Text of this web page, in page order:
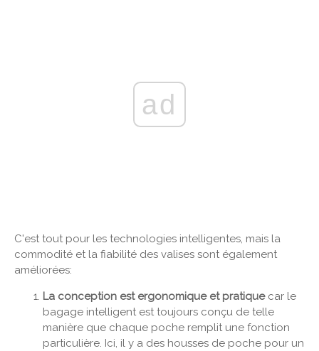
ad
C'est tout pour les technologies intelligentes, mais la
commodité et la fiabilité des valises sont également
améliorées:
La conception est ergonomique et pratiquecar le
bagage intelligent est toujours conçu de telle
manière que chaque poche remplit une fonction
particulière. Ici, il y a des housses de poche pour un